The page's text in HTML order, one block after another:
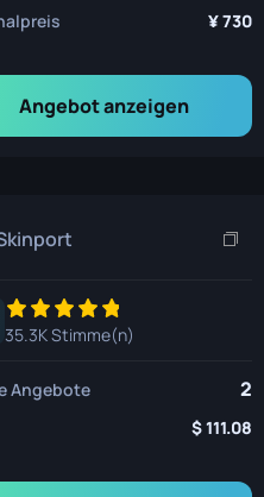
730
Angebot anzeigen
35.3K Stimme(n)
Angebote 2
111.08